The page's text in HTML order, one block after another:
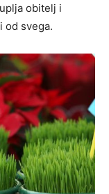
obitelj i
od svega.